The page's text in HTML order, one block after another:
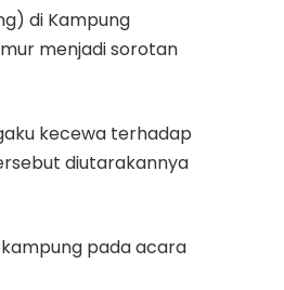
di Kampung
menjadi sorotan
kecewa terhadap
diutarakannya
pada acara